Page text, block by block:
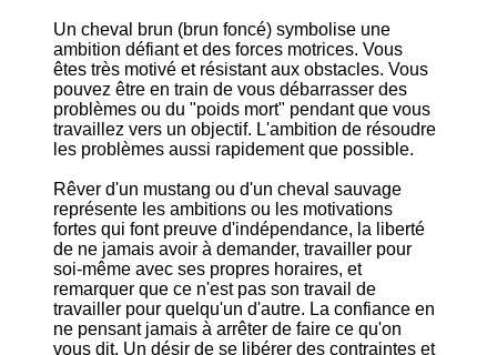
Un cheval brun (brun foncé) symbolise une
ambition défiant et des forces motrices. Vous
êtes très motivé et résistant aux obstacles. Vous
pouvez être en train de vous débarrasser des
problèmes ou du "poids mort" pendant que vous
travaillez vers un objectif. L'ambition de résoudre
les problèmes aussi rapidement que possible.
Rêver d'un mustang ou d'un cheval sauvage
représente les ambitions ou les motivations
fortes qui font preuve d'indépendance, la liberté
de ne jamais avoir à demander, travailler pour
soi-même avec ses propres horaires, et
remarquer que ce n'est pas son travail de
travailler pour quelqu'un d'autre. La confiance en
ne pensant jamais à arrêter de faire ce qu'on
vous dit. Un désir de se libérer des contraintes et